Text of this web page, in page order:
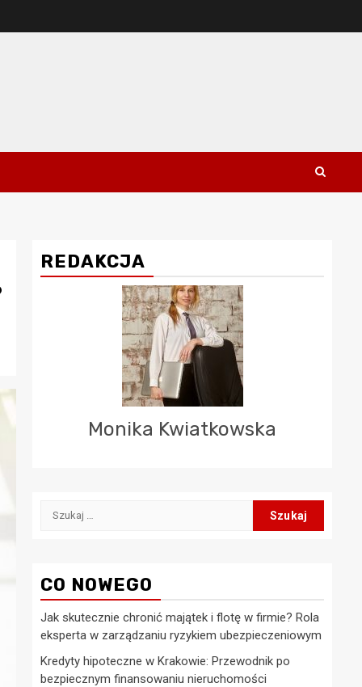
REDAKCJA
Monika Kwiatkowska
Szukaj:
CO NOWEGO
Jak skutecznie chronić majątek i flotę w firmie? Rola
eksperta w zarządzaniu ryzykiem ubezpieczeniowym
Kredyty hipoteczne w Krakowie: Przewodnik po
bezpiecznym finansowaniu nieruchomości